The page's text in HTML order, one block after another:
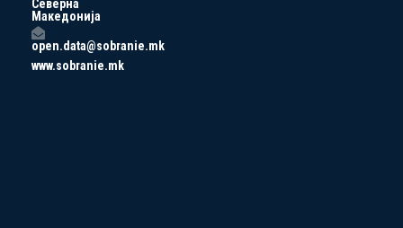
Северна
Македонија
open.data@sobranie.mk
www.sobranie.mk